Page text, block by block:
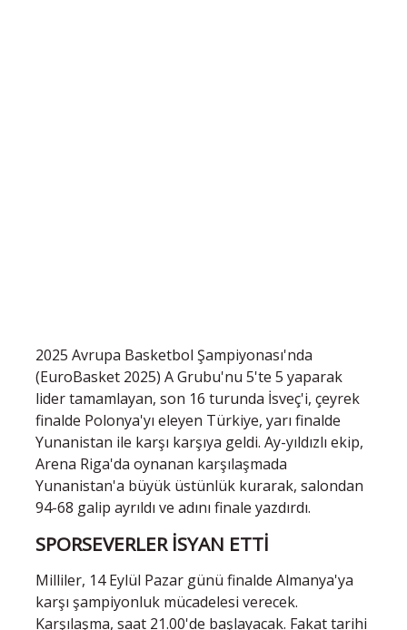
2025 Avrupa Basketbol Şampiyonası'nda
(EuroBasket 2025) A Grubu'nu 5'te 5 yaparak
lider tamamlayan, son 16 turunda İsveç'i, çeyrek
finalde Polonya'yı eleyen Türkiye, yarı finalde
Yunanistan ile karşı karşıya geldi. Ay-yıldızlı ekip,
Arena Riga'da oynanan karşılaşmada
Yunanistan'a büyük üstünlük kurarak, salondan
94-68 galip ayrıldı ve adını finale yazdırdı.
SPORSEVERLER İSYAN ETTİ
Milliler, 14 Eylül Pazar günü finalde Almanya'ya
karşı şampiyonluk mücadelesi verecek.
Karşılaşma, saat 21.00'de başlayacak. Fakat tarihi